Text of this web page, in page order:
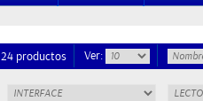
24 productos Ver: